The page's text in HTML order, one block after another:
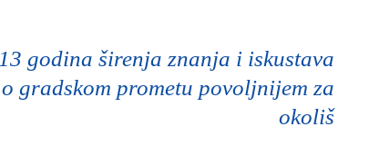
13 godina širenja znanja i iskustava
o gradskom prometu povoljnijem za
okoliš